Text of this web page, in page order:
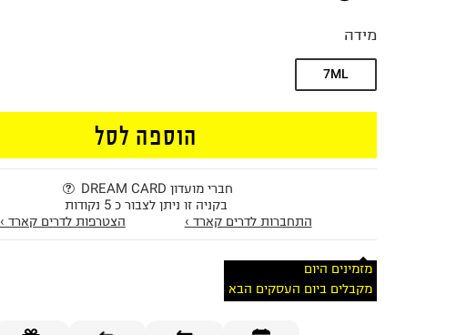
מידה
7ML
הוספה לסל
חברי מועדון DREAM CARD
בקניה זו ניתן לצבור כ 5 נקודות
התחברות לדרים קארד ›
הצטרפות לדרים קארד ›
מזמינים היום
מקבלים ביום העסקים הבא